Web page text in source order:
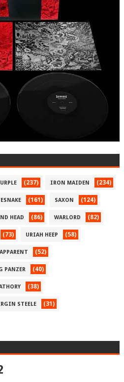
(237) IRON MAIDEN (234)
(161) SAXON (124)
HEAD (86) WARLORD (82)
(73) URIAH HEEP (58)
(52)
PANZER (40)
(38)
STEELE (31)